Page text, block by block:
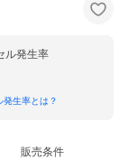
ル発生率
発生率とは？
販売条件